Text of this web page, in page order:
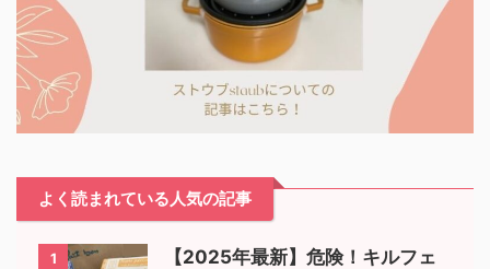
よく読まれている人気の記事
1
【2025年最新】危険！キルフェ